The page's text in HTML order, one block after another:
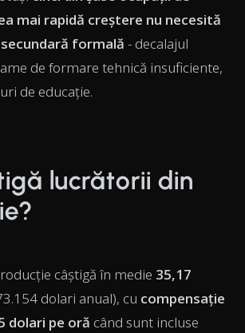
mai rapidă creștere nu necesită
formală - decalajul
de formare tehnică insuficiente,
de educație.
lucrătorii din
câștigă în medie 35,17
dolari anual), cu compensație
dolari pe oră când sunt incluse